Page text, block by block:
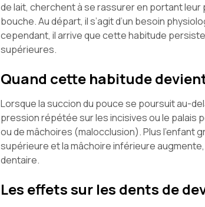
de lait, cherchent à se rassurer en portant
bouche. Au départ, il s’agit d’un besoin
cependant, il arrive que cette habitude
supérieures.
Quand cette habitude
Lorsque la succion du pouce se poursuit au-
pression répétée sur les incisives ou le palais
ou de mâchoires (malocclusion). Plus l’enfant
supérieure et la mâchoire inférieure
dentaire.
Les effets sur les dents de